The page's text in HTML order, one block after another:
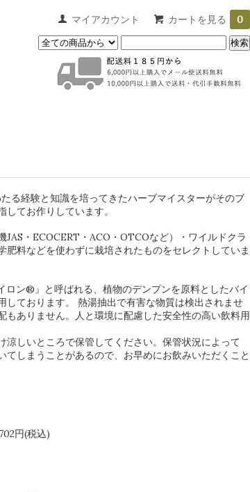
マイアカウント カートを見る 0
る経験と知識を培ってきたハーブマイスターがそのブ
てお作りしています。
・ECOCERT・ACO・OTCOなど）・ワイルドクラ
料などを使わずに栽培されたものをセレクトしていま
ン®』と呼ばれる、植物のデンプンを原料としたバイ
ております。 熱湯抽出で有害な物質は検出されませ
ありません。人と環境に配慮した安全性の高い飲料用
しいところで保管してください。保管状況によって
しまうことがあるので、お早めにお飲みいただくこと
円(税込)